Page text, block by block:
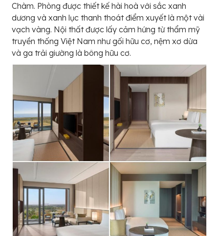
Chàm. Phòng được thiết kế hài hoà với sắc xanh
dương và xanh lục thanh thoát điểm xuyết là một vài
vạch vàng. Nội thất được lấy cảm hứng từ thẩm mỹ
truyền thống Việt Nam như gối hữu cơ, nệm xơ dừa
và ga trải giường là bông hữu cơ.